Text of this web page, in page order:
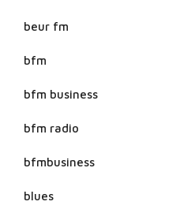
beur fm
bfm
bfm business
bfm radio
bfmbusiness
blues